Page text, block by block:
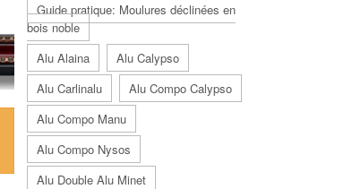
Guide pratique: Moulures déclinées en
bois noble
Alu Alaina
Alu Calypso
Alu Carlinalu
Alu Compo Calypso
Alu Compo Manu
Alu Compo Nysos
Alu Double Alu Minet